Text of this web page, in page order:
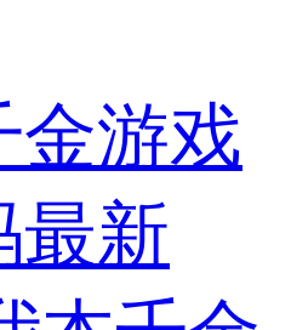
金游戏
最新